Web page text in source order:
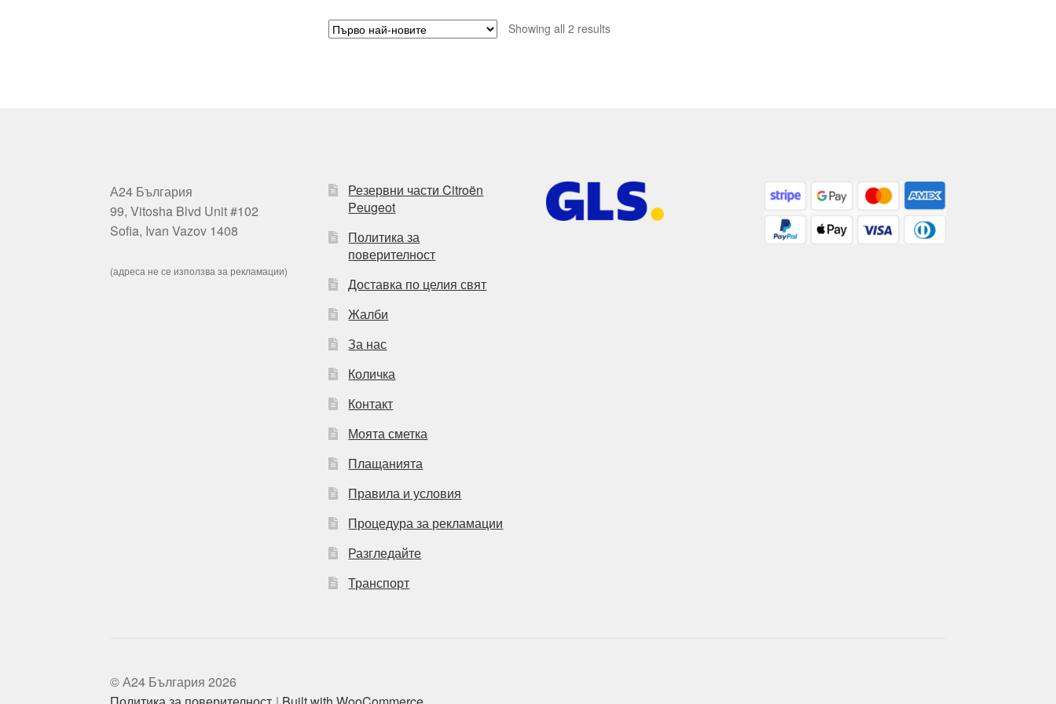
Showing all 2 resultsSorted
А24 България
99, Vitosha Blvd Unit #102
Sofia, Ivan Vazov 1408
(адреса не се използва за рекламации)
Резервни части Citroën
Peugeot
Политика за
поверителност
Доставка по целия свят
Жалби
За нас
Количка
Контакт
Моята сметка
Плащанията
Правила и условия
Процедура за рекламации
Разгледайте
Транспорт
© А24 България 2026